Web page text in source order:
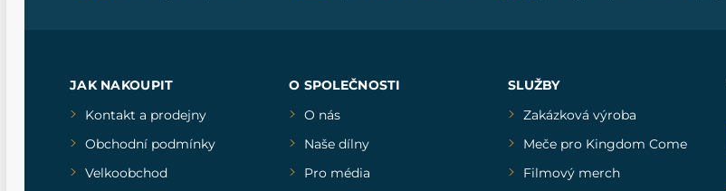
JAK NAKOUPIT
Kontakt a prodejny
Obchodní podmínky
Velkoobchod
O SPOLEČNOSTI
O nás
Naše dílny
Pro média
SLUŽBY
Zakázková výroba
Meče pro Kingdom Come
Filmový merch